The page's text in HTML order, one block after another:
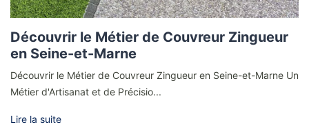
Découvrir le Métier de Couvreur Zingueur
en Seine-et-Marne
Découvrir le Métier de Couvreur Zingueur en Seine-et-Marne Un
Métier d'Artisanat et de Précisio...
Lire la suite